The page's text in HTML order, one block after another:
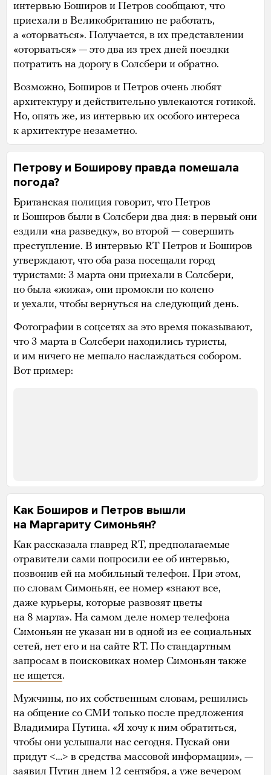
интервью Боширов и Петров сообщают, что
приехали в Великобританию не работать,
а «оторваться». Получается, в их представлении
«оторваться» — это два из трех дней поездки
потратить на дорогу в Солсбери и обратно.
Возможно, Боширов и Петров очень любят
архитектуру и действительно увлекаются готикой.
Но, опять же, из интервью их особого интереса
к архитектуре незаметно.
Петрову и Боширову правда помешала
погода?
Британская полиция говорит, что Петров
и Боширов были в Солсбери два дня: в первый они
ездили «на разведку», во второй — совершить
преступление. В интервью RT Петров и Боширов
утверждают, что оба раза посещали город
туристами: 3 марта они приехали в Солсбери,
но была «жижа», они промокли по колено
и уехали, чтобы вернуться на следующий день.
Фотографии в соцсетях за это время показывают,
что 3 марта в Солсбери находились туристы,
и им ничего не мешало наслаждаться собором.
Вот пример:
Как Боширов и Петров вышли
на Маргариту Симоньян?
Как рассказала главред RT, предполагаемые
отравители сами попросили ее об интервью,
позвонив ей на мобильный телефон. При этом,
по словам Симоньян, ее номер «знают все,
даже курьеры, которые развозят цветы
на 8 марта». На самом деле номер телефона
Симоньян не указан ни в одной из ее социальных
сетей, нет его и на сайте RT. По стандартным
запросам в поисковиках номер Симоньян также
не ищется.
Мужчины, по их собственным словам, решились
на общение со СМИ только после предложения
Владимира Путина. «Я хочу к ним обратиться,
чтобы они услышали нас сегодня. Пускай они
придут <…> в средства массовой информации», —
заявил Путин днем 12 сентября, а уже вечером